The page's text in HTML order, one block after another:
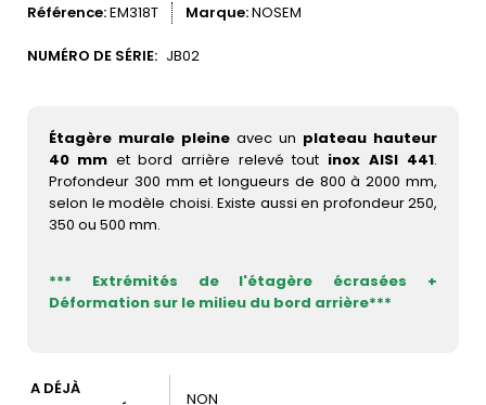
Référence EM318T Marque NOSEM
NUMÉRO DE SÉRIE: JB02
Étagère murale pleine avec un plateau hauteur
40 mm et bord arrière relevé tout inox AISI 441.
Profondeur 300 mm et longueurs de 800 à 2000 mm,
selon le modèle choisi. Existe aussi en profondeur 250,
350 ou 500 mm.
*** Extrémités de l'étagère écrasées +
Déformation sur le milieu du bord arrière***
A DÉJÀ
NON